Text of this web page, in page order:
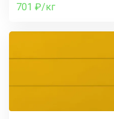
701 ₽/кг